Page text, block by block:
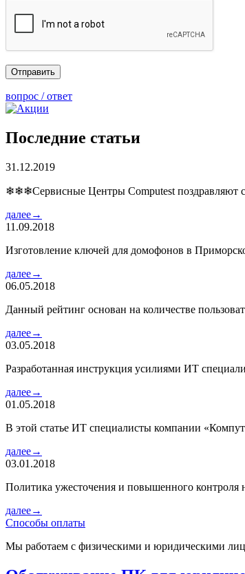
вопрос / ответ
Последние статьи
31.12.2019
❄❄❄Сервисные Центры Computest
далее→
11.09.2018
Изготовление ключей для домофонов в
далее→
06.05.2018
Данный рейтинг основан на количестве
далее→
03.05.2018
Разработанная инструкция усилиями ИТ
далее→
01.05.2018
В этой статье ИТ специалисты компании
далее→
03.01.2018
Политика ужесточения и повышенного
далее→
Способы оплаты
Мы работаем с физическими и юридическими